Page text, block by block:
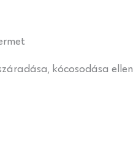
kócosodása ellen